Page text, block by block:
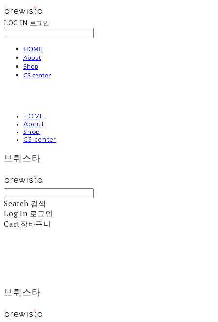
LOG IN 로그인
HOME
About
Shop
CS center
HOME
About
Shop
CS center
브뤼스타
Search 검색
Log In 로그인
Cart장바구니
브뤼스타